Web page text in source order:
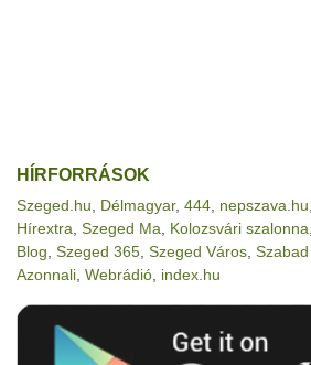
HÍRFORRÁSOK
Szeged.hu Délmagyar, 444 nepszava.hu
Hírextra Szeged Ma Kolozsvári szalonna
Blog Szeged 365 Szeged Város
Azonnali Webrádió index.hu